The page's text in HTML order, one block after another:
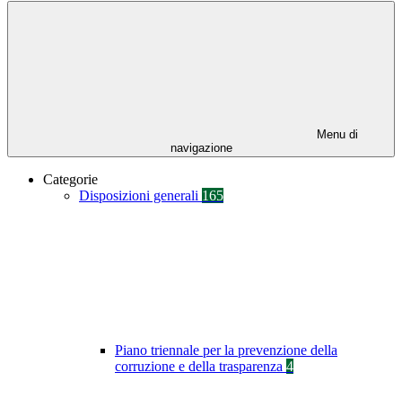
Menu di
navigazione
Categorie
Disposizioni generali 165
Piano triennale per la prevenzione della
corruzione e della trasparenza 4